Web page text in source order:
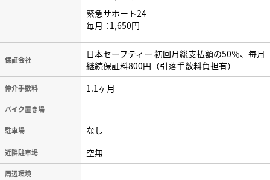
緊急サポート24
毎月
1,650円
保証会社
日本セーフティー 初回月総支払額の50％、毎月
継続保証料800円（引落手数料負担有）
仲介手数料 1.1ヶ月
バイク置き場
駐車場 なし
近隣駐車場 空無
周辺環境